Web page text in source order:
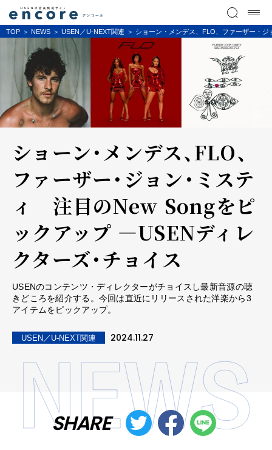
TOP NEWS USEN／U-NEXT関連 ショーン・メンデス、FLO、ファーザー・
ショーン・メンデス、FLO、
ファーザー・ジョン・ミステ
ィ 注目のNew Songをピ
ックアップ ―USENディレ
クターズ・チョイス
USENのコンテンツ・ディレクターがチョイスし最新音源の聴
きどころを紹介する。今回は直近にリリースされた洋楽から3
アイテムをピックアップ。
USEN／U-NEXT関連 2024.11.27
SHARE